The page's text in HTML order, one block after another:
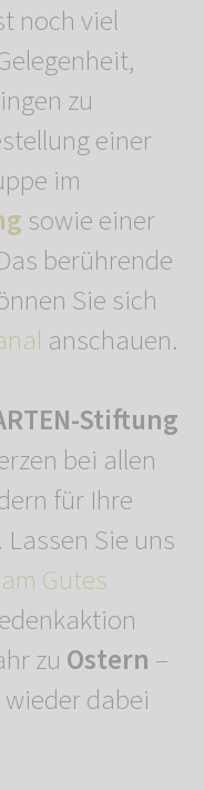
noch viel
zu
einer
im
sowie einer
berührende
Sie sich
anschauen.
Stiftung
bei allen
für Ihre
Sie uns
Gutes
zu Ostern –
dabei